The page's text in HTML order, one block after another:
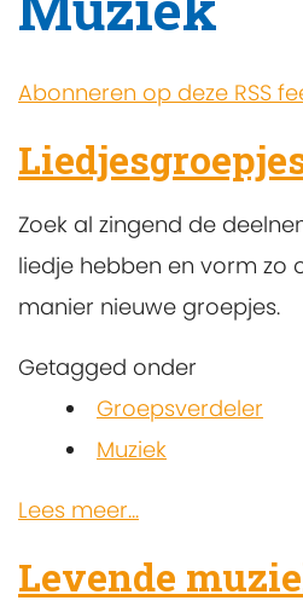
Abonneren op deze RSS
Zoek al zingend de
liedje hebben en vorm zo
manier nieuwe groepjes.
Getagged onder
Groepsverdeler
Muziek
Lees meer...
Levende